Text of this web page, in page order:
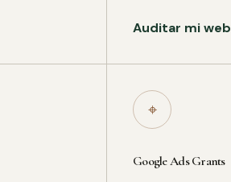
Auditar mi web
⌖
Google Ads Grants